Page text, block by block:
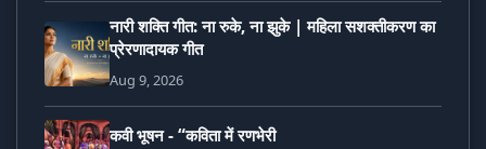
नारी शक्ति गीत: ना रुके, ना झुके | महिला सशक्तीकरण का
प्रेरणादायक गीत
Aug 9, 2026
कवी भूषन - “कविता में रणभेरी